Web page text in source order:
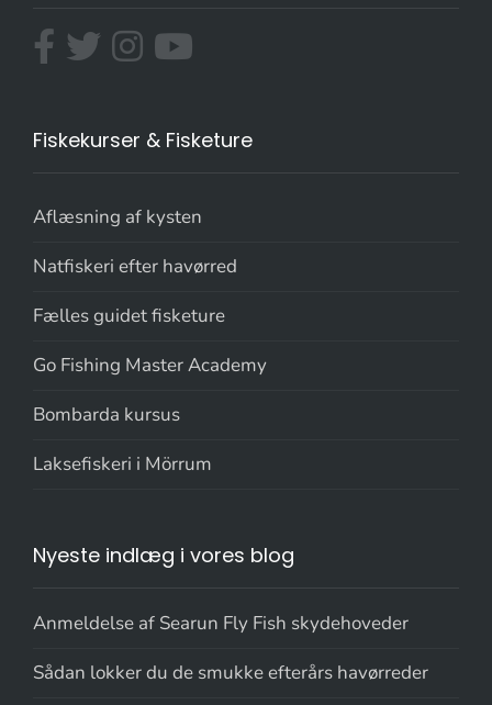
Fiskekurser & Fisketure
Aflæsning af kysten
Natfiskeri efter havørred
Fælles guidet fisketure
Go Fishing Master Academy
Bombarda kursus
Laksefiskeri i Mörrum
Nyeste indlæg i vores blog
Anmeldelse af Searun Fly Fish skydehoveder
Sådan lokker du de smukke efterårs havørreder